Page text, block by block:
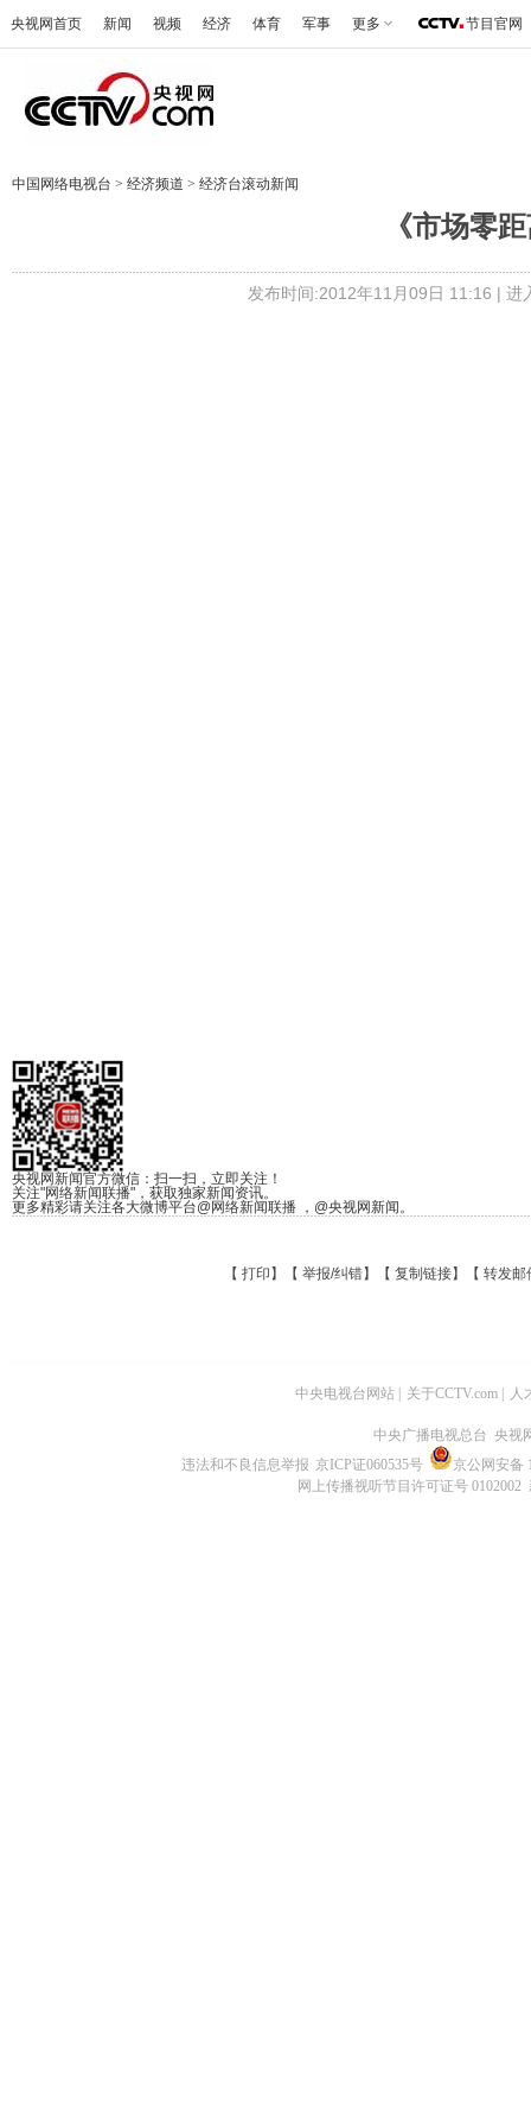
央视网首页 新闻 视频 经济 体育 军事 更多 节目官网
中国网络电视台 > 经济频道 > 经济台滚动新闻
《市场零
发布时间:2012年11月09日 11:16 | 进
央视网新闻官方微信：扫一扫，立即关注！
关注"网络新闻联播"，获取独家新闻资讯。
更多精彩请关注各大微博平台@网络新闻联播 ，@央视网新闻。
【 打印 】【 举报/纠错】【 复制链接】【 转发邮
中央电视台网站 关于CCTV.com 人
中央广播电视总台 央视
违法和不良信息举报 京ICP证060535号
京公网安备
网上传播视听节目许可证号 0102002